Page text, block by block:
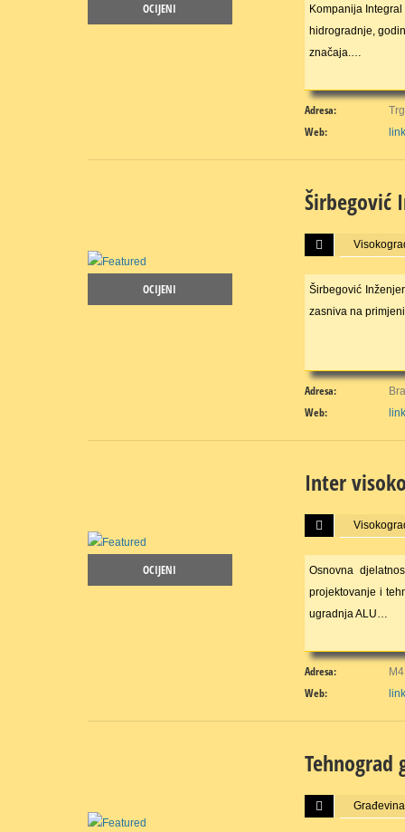
OCIJENI
Kompanija
hidrogradnje,
značaja.…
Adresa:
Web:
OCIJENI
Širbegović
Širbegović
zasniva na
Adresa:
Web:
OCIJENI
Inter
Osnovna
projektovanje i
ugradnja ALU…
Adresa:
Web:
Tehnograd